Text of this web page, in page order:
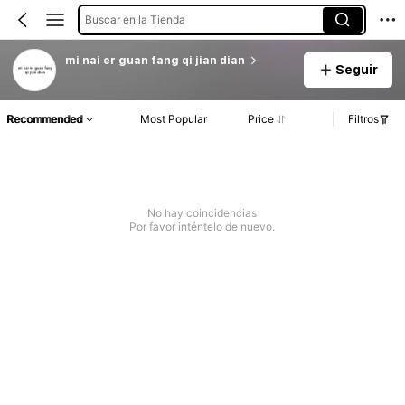
Buscar en la Tienda
mi nai er guan fang qi jian dian
Seguir
Recommended Most Popular Price Filtros
No hay coincidencias
Por favor inténtelo de nuevo.